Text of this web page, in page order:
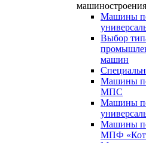
машиностроения
Машины
Выбор
машин
Машины
МПС
Машины
Машины
МПФ